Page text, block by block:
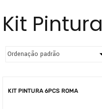
Kit Pintura
KIT PINTURA 6PCS ROMA